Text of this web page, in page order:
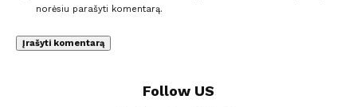
norėsiu parašyti komentarą.
Follow US